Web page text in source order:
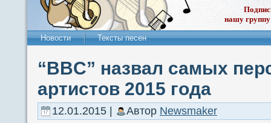
нашу
Новости Тексты песен
“BBC” назвал самых
артистов 2015 года
12.01.2015 | Автор Newsmaker